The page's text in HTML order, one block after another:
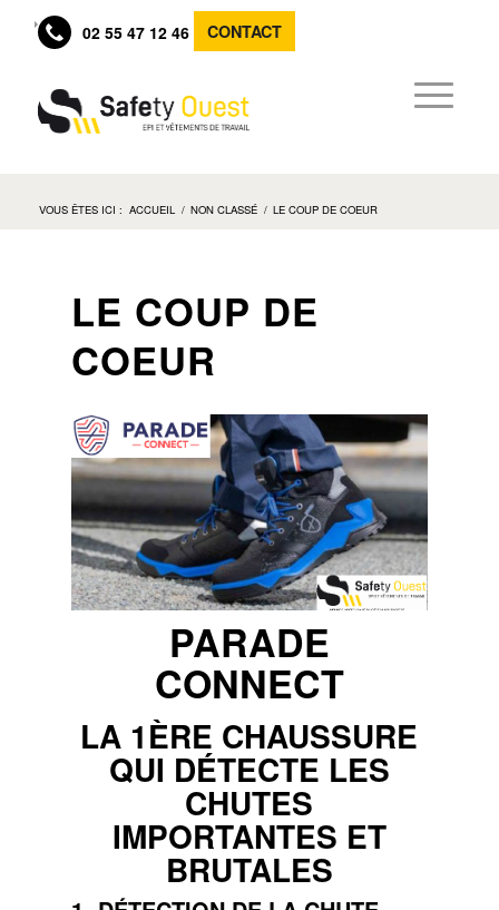
02 55 47 12 46 CONTACT
VOUS ÊTES ICI : ACCUEIL / NON CLASSÉ / LE COUP DE COEUR
LE COUP DE
COEUR
PARADE
CONNECT
LA 1ÈRE CHAUSSURE
QUI DÉTECTE LES
CHUTES
IMPORTANTES ET
BRUTALES